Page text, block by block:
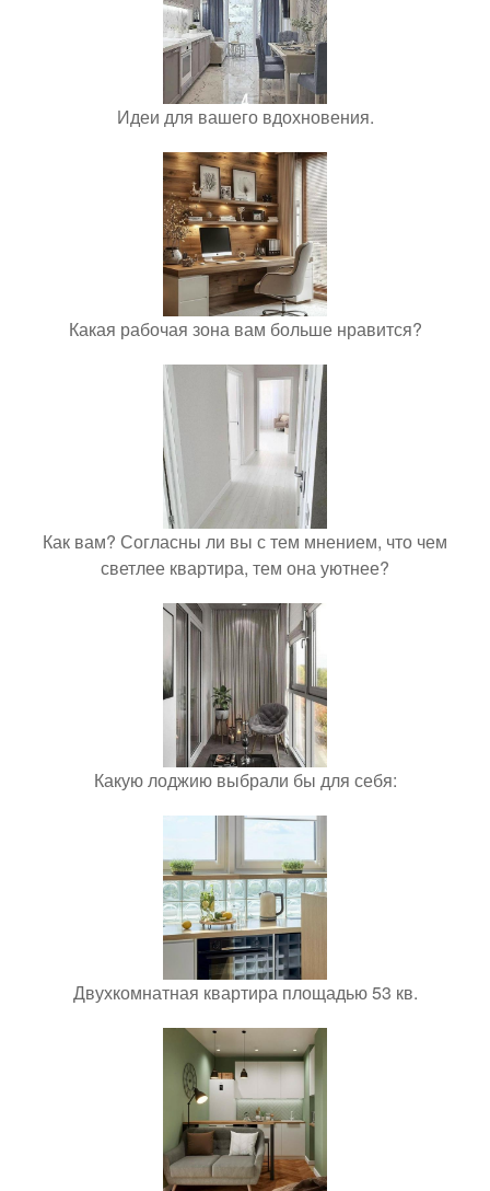
Идеи для вашего вдохновения.
Какая рабочая зона вам больше нравится?
Как вам? Согласны ли вы с тем мнением, что чем
светлее квартира, тем она уютнее?
Какую лоджию выбрали бы для себя:
Двухкомнатная квартира площадью 53 кв.